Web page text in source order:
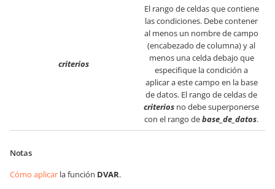
criterios
El rango de celdas que contiene
las condiciones. Debe contener
al menos un nombre de campo
(encabezado de columna) y al
menos una celda debajo que
especifique la condición a
aplicar a este campo en la base
de datos. El rango de celdas de
criterios no debe superponerse
con el rango debase_de_datos.
Notas
Cómo aplicar la función DVAR.